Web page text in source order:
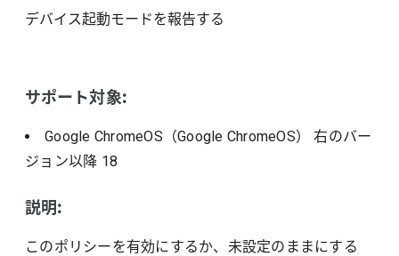
非推奨ポリシーを含める
デバイス起動モードを報告する
サポート対象:
Google ChromeOS（Google ChromeOS）右のバー
ジョン以降 18
説明:
このポリシーを有効にするか、未設定のままにする